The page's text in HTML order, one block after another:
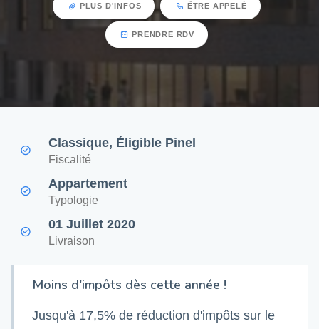
PLUS D'INFOS ÊTRE APPELÉ
PRENDRE RDV
Classique, Éligible Pinel
Fiscalité
Appartement
Typologie
01 Juillet 2020
Livraison
Moins d'impôts dès cette année !
Jusqu'à 17,5% de réduction d'impôts sur le